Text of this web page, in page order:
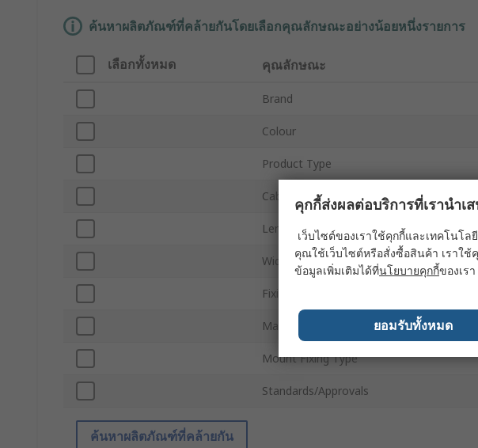
ค้นหาผลิตภัณฑ์ที่คล้ายกันโดยเลือกคุณลักษณะอย่างน้อยหนึ่งรายการ
เลือกทั้งหมด คุณลักษณะ
Brand
Colour
Product Type
Cable Tie Width Acceptance
Length
Width
Fixing Hole Diameter
Material
Mount Fixing Type
Standards/Approvals
ค้นหาผลิตภัณฑ์ที่คล้ายกัน
คุกกี้ส่งผลต่อบริการที่เรานำ
เว็บไซต์ของเราใช้คุกกี้และเทคโนโ
คุณใช้เว็บไซต์หรือสั่งซื้อสินค้า เราใ
ข้อมูลเพิ่มเติมได้ที่นโยบายคุกกี้ของเรา
ยอมรับทั้งหมด